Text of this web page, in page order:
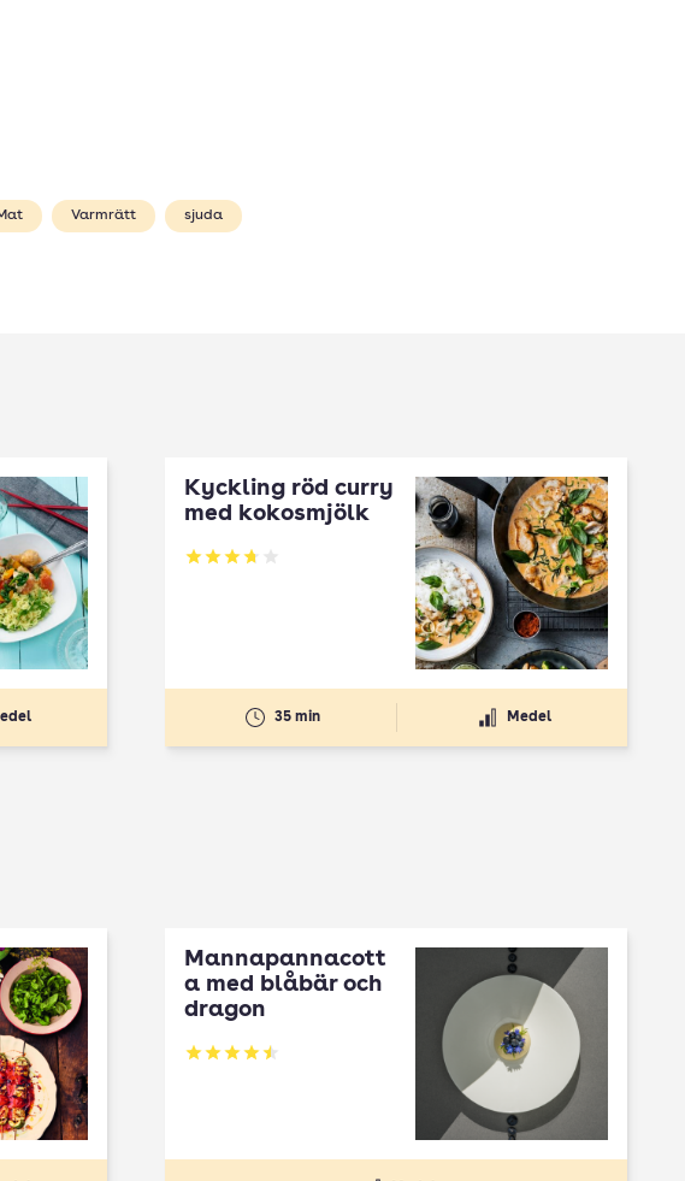
Varmrätt sjuda
Kyckling röd curry
med kokosmjölk
Betyg: 3.71 av 5
35 min Medel
Mannapannacott
a med blåbär och
dragon
Betyg: 4.5 av 5